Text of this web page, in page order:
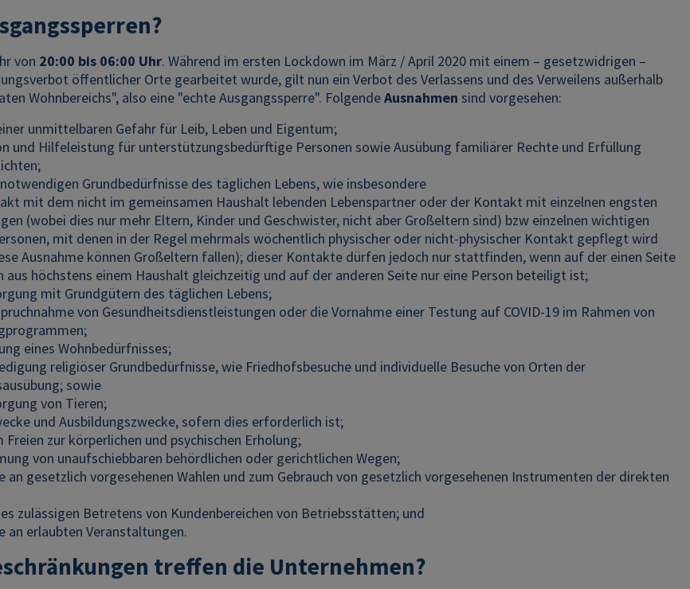
von 20:00 bis 06:00 Uhr. Während im ersten Lockdown im März / April 2020 mit einem – gesetzwidrigen –
öffentlicher Orte gearbeitet wurde, gilt nun ein Verbot des Verlassens und des Verweilens außerhalb
Wohnbereichs", also eine "echte Ausgangssperre". FolgendeAusnahmen sind vorgesehen:
unmittelbaren Gefahr für Leib, Leben und Eigentum;
und Hilfeleistung für unterstützungsbedürftige Personen sowie Ausübung familiärer Rechte und Erfüllung
Grundbedürfnisse des täglichen Lebens, wie insbesondere
mit dem nicht im gemeinsamen Haushalt lebenden Lebenspartner oder der Kontakt mit einzelnen engsten
(wobei dies nur mehr Eltern, Kinder und Geschwister, nicht aber Großeltern sind) bzw einzelnen wichtigen
mit denen in der Regel mehrmals wöchentlich physischer oder nicht-physischer Kontakt gepflegt wird
Ausnahme können Großeltern fallen); dieser Kontakte dürfen jedoch nur stattfinden, wenn auf der einen Seite
aus höchstens einem Haushalt gleichzeitig und auf der anderen Seite nur eine Person beteiligt ist;
mit Grundgütern des täglichen Lebens;
von Gesundheitsdienstleistungen oder die Vornahme einer Testung auf COVID-19 im Rahmen von
eines Wohnbedürfnisses;
religiöser Grundbedürfnisse, wie Friedhofsbesuche und individuelle Besuche von Orten der
sowie
von Tieren;
und Ausbildungszwecke, sofern dies erforderlich ist;
zur körperlichen und psychischen Erholung;
von unaufschiebbaren behördlichen oder gerichtlichen Wegen;
an gesetzlich vorgesehenen Wahlen und zum Gebrauch von gesetzlich vorgesehenen Instrumenten der direkten
zulässigen Betretens von Kundenbereichen von Betriebsstätten; und
an erlaubten Veranstaltungen.
treffen die Unternehmen?